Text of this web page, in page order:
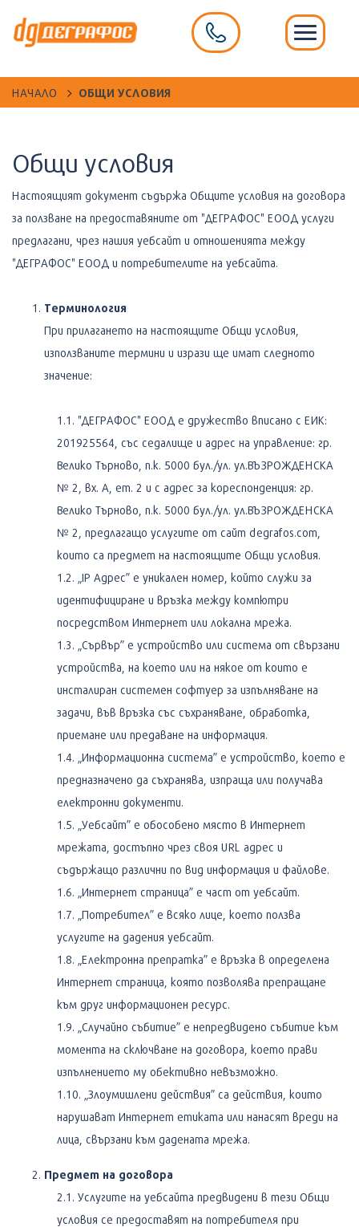
НАЧАЛО ОБЩИ УСЛОВИЯ
Общи условия
Настоящият документ съдържа Общите условия на договора
за ползване на предоставяните от "ДЕГРАФОС" ЕООД услуги
предлагани, чрез нашия уебсайт и отношенията между
"ДЕГРАФОС" ЕООД и потребителите на уебсайта.
Терминология
При прилагането на настоящите Общи условия,
използваните термини и изрази ще имат следното
значение:
"ДЕГРАФОС" ЕООД е дружество вписано с ЕИК:
201925564, със седалище и адрес на управление: гр.
Велико Търново, п.к. 5000 бул./ул. ул.ВЪЗРОЖДЕНСКА
№ 2, вх. А, ет. 2 и с адрес за кореспонденция: гр.
Велико Търново, п.к. 5000 бул./ул. ул.ВЪЗРОЖДЕНСКА
№ 2, предлагащо услугите от сайт degrafos.com,
които са предмет на настоящите Общи условия.
„IP Адрес” е уникален номер, който служи за
идентифициране и връзка между компютри
посредством Интернет или локална мрежа.
„Сървър” е устройство или система от свързани
устройства, на което или на някое от които е
инсталиран системен софтуер за изпълняване на
задачи, във връзка със съхраняване, обработка,
приемане или предаване на информация.
„Информационна система” е устройство, което е
предназначено да съхранява, изпраща или получава
електронни документи.
„Уебсайт” е обособено място в Интернет
мрежата, достъпно чрез своя URL адрес и
съдържащо различни по вид информация и файлове.
„Интернет страница” е част от уебсайт.
„Потребител” е всяко лице, което ползва
услугите на дадения уебсайт.
„Електронна препратка” е връзка в определена
Интернет страница, която позволява препращане
към друг информационен ресурс.
„Случайно събитие” е непредвидено събитие към
момента на сключване на договора, което прави
изпълнението му обективно невъзможно.
„Злоумишлени действия” са действия, които
нарушават Интернет етиката или нанасят вреди на
лица, свързани към дадената мрежа.
Предмет на договора
Услугите на уебсайта предвидени в тези Общи
условия се предоставят на потребителя при